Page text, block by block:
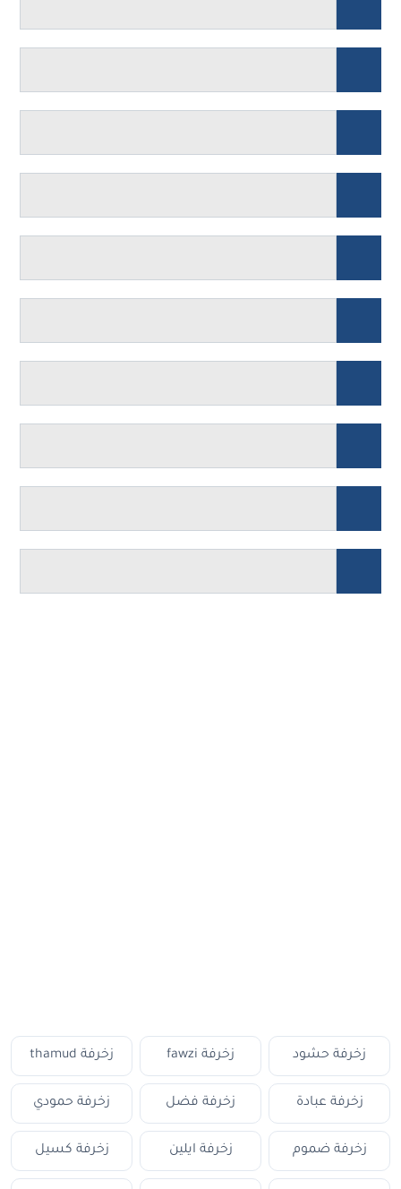
زخرفة حشود زخرفة fawzi زخرفة thamud
زخرفة عبادة زخرفة فضل زخرفة حمودي
زخرفة ضموم زخرفة ايلين زخرفة كسيل